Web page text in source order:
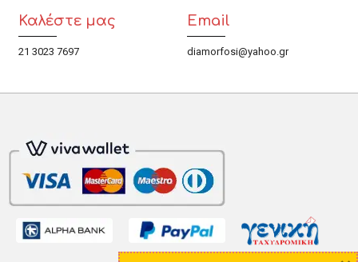
Καλέστε μας
21 3023 7697
Email
diamorfosi@yahoo.gr